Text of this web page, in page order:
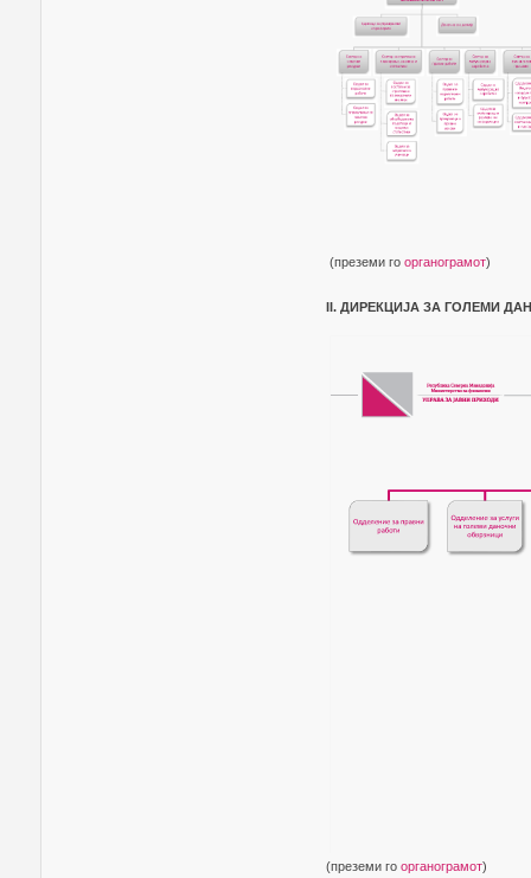
(преземи го органограмот)
II. ДИРЕКЦИЈА ЗА ГОЛЕМИ
(преземи го органограмот)